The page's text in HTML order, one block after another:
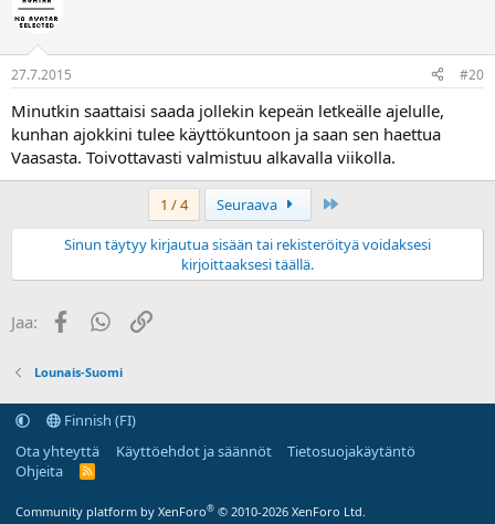
27.7.2015 #20
Minutkin saattaisi saada jollekin kepeän letkeälle ajelulle,
kunhan ajokkini tulee käyttökuntoon ja saan sen haettua
Vaasasta. Toivottavasti valmistuu alkavalla viikolla.
1 / 4 Seuraava
Sinun täytyy kirjautua sisään tai rekisteröityä voidaksesi
kirjoittaaksesi täällä.
Jaa: FacebookWhatsApp
Linkki
Lounais-Suomi
Finnish (FI)
Ota yhteyttä
Käyttöehdot ja säännöt
Tietosuojakäytäntö
Ohjeita
R
Community platform by XenForo® © 2010-2026 XenForo Ltd.